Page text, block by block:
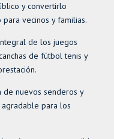
y convertirlo
vecinos y familias.
de los juegos
de fútbol tenis y
de nuevos senderos y
para los